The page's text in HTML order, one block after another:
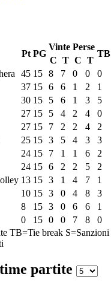
Pt PG
Vinte Perse
TB
C T C T
45 15 8 7 0 0 0
37 15 6 6 1 2 1
30 15 5 6 1 3 5
27 15 5 4 2 4 0
27 15 7 2 2 4 2
25 15 3 5 4 3 3
24 15 7 1 1 6 2
24 15 6 2 2 5 2
13 15 3 1 4 7 1
10 15 3 0 4 8 3
8 15 3 0 6 6 1
0 15 0 0 7 8 0
TB=Tie break S=Sanzioni
partite